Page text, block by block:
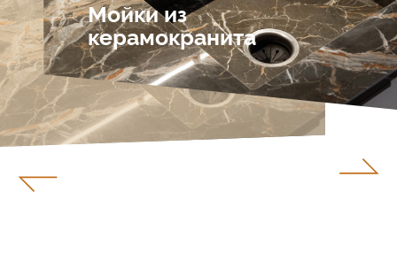
Мойки из
керамокранита